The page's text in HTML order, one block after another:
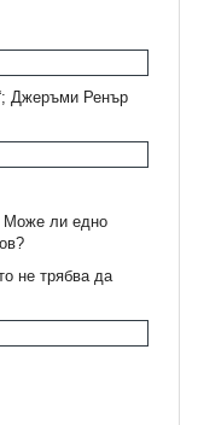
Джеръми Ренър
Може ли едно
не трябва да